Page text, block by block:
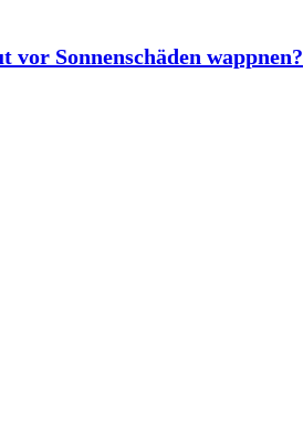
Sonnenschäden wappnen?